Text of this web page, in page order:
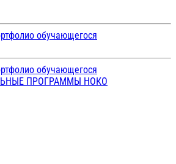
обучающегося
обучающегося
ПРОГРАММЫ НОКО